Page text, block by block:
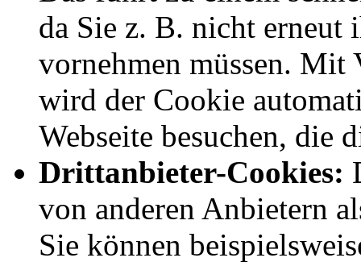
da Sie z. B. nicht erneut
vornehmen müssen. Mit
wird der Cookie
Webseite besuchen, die
Drittanbieter-Cookies:
von anderen Anbietern
Sie können